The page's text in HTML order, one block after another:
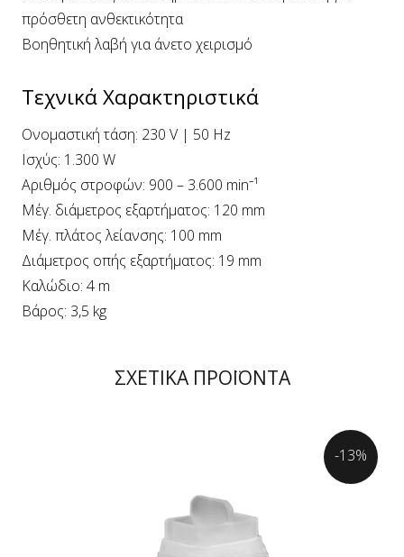
πρόσθετη ανθεκτικότητα
Βοηθητική λαβή για άνετο χειρισμό
Τεχνικά Χαρακτηριστικά
Ονομαστική τάση: 230 V | 50 Hz
Ισχύς: 1.300 W
Αριθμός στροφών: 900 – 3.600 min⁻¹
Μέγ. διάμετρος εξαρτήματος: 120 mm
Μέγ. πλάτος λείανσης: 100 mm
Διάμετρος οπής εξαρτήματος: 19 mm
Καλώδιο: 4 m
Βάρος: 3,5 kg
ΣΧΕΤΙΚΑ ΠΡΟΪΟΝΤΑ
-13%